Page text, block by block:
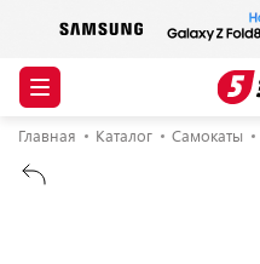
Главная Каталог Самокаты